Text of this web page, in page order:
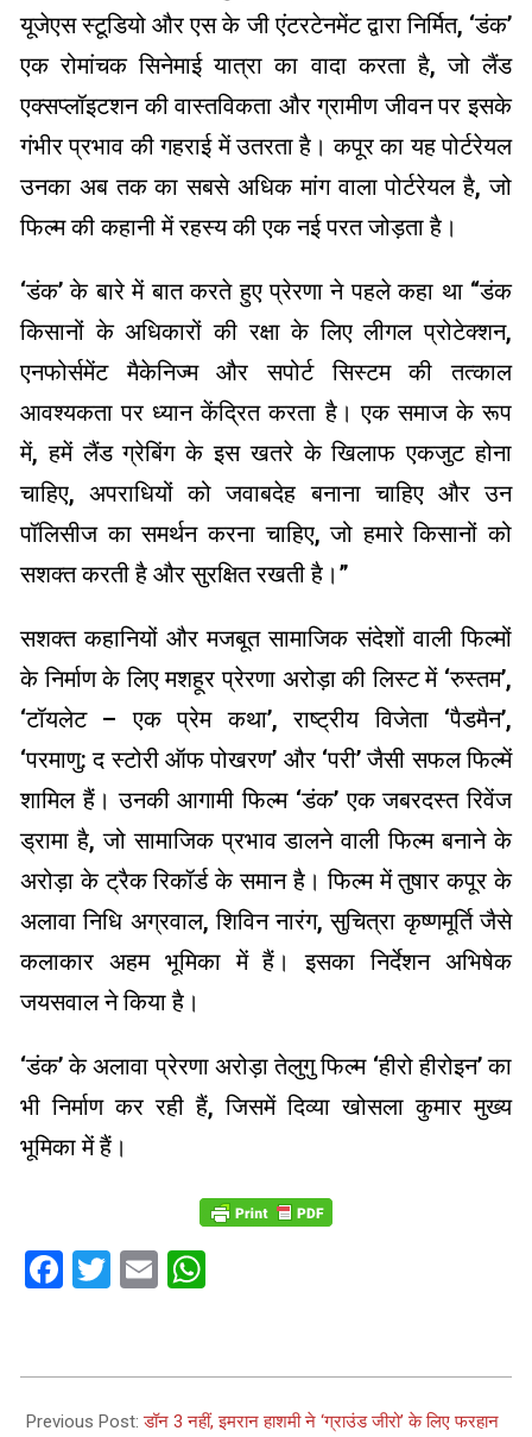
यूजेएस स्टूडियो और एस के जी एंटरटेनमेंट द्वारा निर्मित, ‘डंक’
एक रोमांचक सिनेमाई यात्रा का वादा करता है, जो लैंड
एक्सप्लॉइटशन की वास्तविकता और ग्रामीण जीवन पर इसके
गंभीर प्रभाव की गहराई में उतरता है। कपूर का यह पोर्टरेयल
उनका अब तक का सबसे अधिक मांग वाला पोर्टरेयल है, जो
फिल्म की कहानी में रहस्य की एक नई परत जोड़ता है।
‘डंक’ के बारे में बात करते हुए प्रेरणा ने पहले कहा था “डंक
किसानों के अधिकारों की रक्षा के लिए लीगल प्रोटेक्शन,
एनफोर्समेंट मैकेनिज्म और सपोर्ट सिस्टम की तत्काल
आवश्यकता पर ध्यान केंद्रित करता है। एक समाज के रूप
में, हमें लैंड ग्रेबिंग के इस खतरे के खिलाफ एकजुट होना
चाहिए, अपराधियों को जवाबदेह बनाना चाहिए और उन
पॉलिसीज का समर्थन करना चाहिए, जो हमारे किसानों को
सशक्त करती है और सुरक्षित रखती है।”
सशक्त कहानियों और मजबूत सामाजिक संदेशों वाली फिल्मों
के निर्माण के लिए मशहूर प्रेरणा अरोड़ा की लिस्ट में ‘रुस्तम’,
‘टॉयलेट – एक प्रेम कथा’, राष्ट्रीय विजेता ‘पैडमैन’,
‘परमाणु: द स्टोरी ऑफ पोखरण’ और ‘परी’ जैसी सफल फिल्में
शामिल हैं। उनकी आगामी फिल्म ‘डंक’ एक जबरदस्त रिवेंज
ड्रामा है, जो सामाजिक प्रभाव डालने वाली फिल्म बनाने के
अरोड़ा के ट्रैक रिकॉर्ड के समान है। फिल्म में तुषार कपूर के
अलावा निधि अग्रवाल, शिविन नारंग, सुचित्रा कृष्णमूर्ति जैसे
कलाकार अहम भूमिका में हैं। इसका निर्देशन अभिषेक
जयसवाल ने किया है।
‘डंक’ के अलावा प्रेरणा अरोड़ा तेलुगु फिल्म ‘हीरो हीरोइन’ का
भी निर्माण कर रही हैं, जिसमें दिव्या खोसला कुमार मुख्य
भूमिका में हैं।
Facebook
Twitter
Email
03-
Previous Post:डॉन 3 नहीं, इमरान हाशमी ने ‘ग्राउंड जीरो’ के लिए फरहान